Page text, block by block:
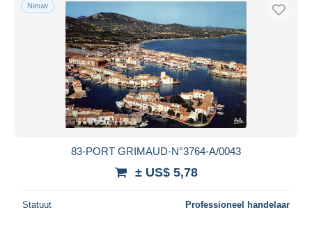
Nieuw
83-PORT GRIMAUD-N°3764-A/0043
± US$ 5,78
Statuut Professioneel handelaar